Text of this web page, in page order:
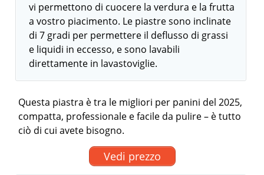
vi permettono di cuocere la verdura e la frutta
a vostro piacimento. Le piastre sono inclinate
di 7 gradi per permettere il deflusso di grassi
e liquidi in eccesso, e sono lavabili
direttamente in lavastoviglie.
Questa piastra è tra le migliori per panini del 2025,
compatta, professionale e facile da pulire – è tutto
ciò di cui avete bisogno.
Vedi prezzo